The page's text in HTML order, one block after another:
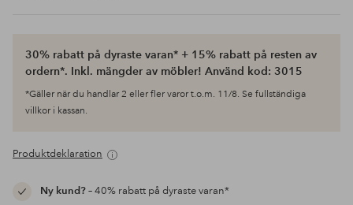
30% rabatt på dyraste varan* + 15% rabatt på resten av
ordern*. Inkl. mängder av möbler! Använd kod: 3015
*Gäller när du handlar 2 eller fler varor t.o.m. 11/8. Se fullständiga
villkor i kassan.
Produktdeklaration
Ny kund?– 40% rabatt på dyraste varan*